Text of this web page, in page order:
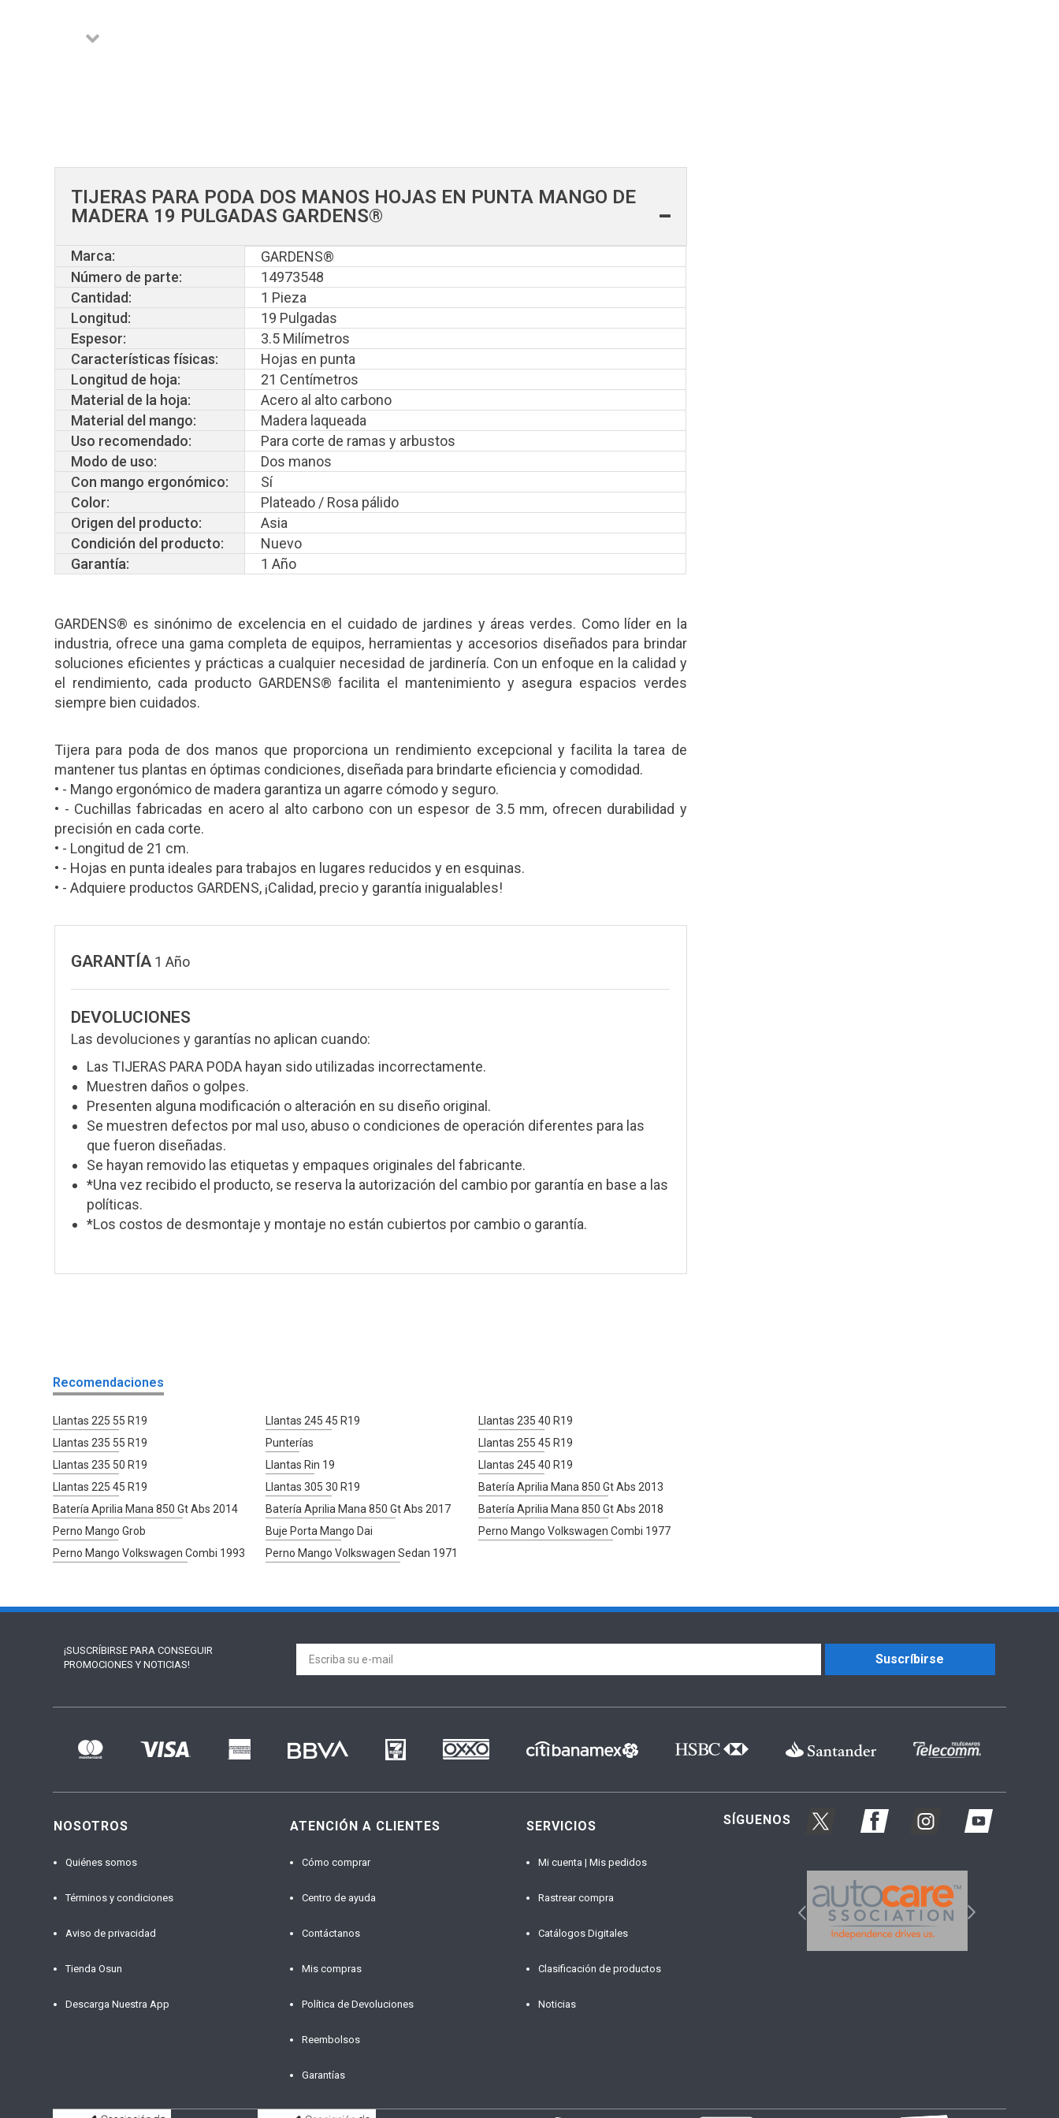
TIJERAS PARA PODA DOS MANOS HOJAS EN PUNTA MANGO DE
MADERA 19 PULGADAS GARDENS®
Marca:
GARDENS®
Número de parte:
14973548
Cantidad:
1 Pieza
Longitud:
19 Pulgadas
Espesor:
3.5 Milímetros
Características físicas:
Hojas en punta
Longitud de hoja:
21 Centímetros
Material de la hoja:
Acero al alto carbono
Material del mango:
Madera laqueada
Uso recomendado:
Para corte de ramas y arbustos
Modo de uso:
Dos manos
Con mango ergonómico:
Sí
Color:
Plateado / Rosa pálido
Origen del producto:
Asia
Condición del producto:
Nuevo
Garantía:
1 Año
GARDENS® es sinónimo de excelencia en el cuidado de jardines y áreas verdes. Como líder en la
industria, ofrece una gama completa de equipos, herramientas y accesorios diseñados para brindar
soluciones eficientes y prácticas a cualquier necesidad de jardinería. Con un enfoque en la calidad y
el rendimiento, cada producto GARDENS® facilita el mantenimiento y asegura espacios verdes
siempre bien cuidados.
Tijera para poda de dos manos que proporciona un rendimiento excepcional y facilita la tarea de
mantener tus plantas en óptimas condiciones, diseñada para brindarte eficiencia y comodidad.
• - Mango ergonómico de madera garantiza un agarre cómodo y seguro.
• - Cuchillas fabricadas en acero al alto carbono con un espesor de 3.5 mm, ofrecen durabilidad y
precisión en cada corte.
• - Longitud de 21 cm.
• - Hojas en punta ideales para trabajos en lugares reducidos y en esquinas.
• - Adquiere productos GARDENS, ¡Calidad, precio y garantía inigualables!
GARANTÍA 1 Año
DEVOLUCIONES
Las devoluciones y garantías no aplican cuando:
Las TIJERAS PARA PODA hayan sido utilizadas incorrectamente.
Muestren daños o golpes.
Presenten alguna modificación o alteración en su diseño original.
Se muestren defectos por mal uso, abuso o condiciones de operación diferentes para las
que fueron diseñadas.
Se hayan removido las etiquetas y empaques originales del fabricante.
*Una vez recibido el producto, se reserva la autorización del cambio por garantía en base a las
políticas.
*Los costos de desmontaje y montaje no están cubiertos por cambio o garantía.
Recomendaciones
Llantas 225 55 R19 Llantas 245 45 R19
Llantas 235 40 R19
Llantas 235 55 R19
Punterías
Llantas 255 45 R19
Llantas 235 50 R19
Llantas Rin 19
Llantas 245 40 R19
Llantas 225 45 R19
Llantas 305 30 R19
Batería Aprilia Mana 850 Gt Abs 2013
Batería Aprilia Mana 850 Gt Abs 2014
Batería Aprilia Mana 850 Gt Abs 2017
Batería Aprilia Mana 850 Gt Abs 2018
Perno Mango Grob
Buje Porta Mango Dai
Perno Mango Volkswagen Combi 1977
Perno Mango Volkswagen Combi 1993
Perno Mango Volkswagen Sedan 1971
¡SUSCRÍBIRSE PARA CONSEGUIR
PROMOCIONES Y NOTICIAS!
Suscríbirse
NOSOTROS
Quiénes somos
Términos y condiciones
Aviso de privacidad
Tienda Osun
Descarga Nuestra App
ATENCIÓN A CLIENTES
Cómo comprar
Centro de ayuda
Contáctanos
Mis compras
Política de Devoluciones
Reembolsos
Garantías
SERVICIOS
Mi cuenta | Mis pedidos
Rastrear compra
Catálogos Digitales
Clasificación de productos
Noticias
SÍGUENOS